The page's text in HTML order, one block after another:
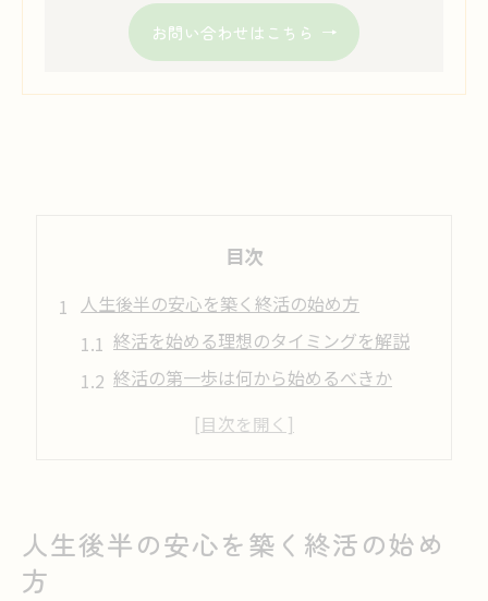
お問い合わせはこちら
目次
人生後半の安心を築く終活の始め方
終活を始める理想のタイミングを解説
終活の第一歩は何から始めるべきか
終活で大切なことと心構えのポイント
終活を不安なく進める心の整え方
人生後半の安心を築く終活の始め
方